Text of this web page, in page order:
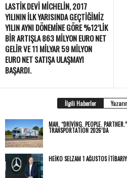
LASTIK DEVI MICHELIN, 2017
YILININ ILK YARISINDA GEÇTIĞIMIZ
YILIN AYNI DÖNEMINE GÖRE %12’LIK
BIR ARTIŞLA 863 MILYON EURO NET
GELIR VE 11 MILYAR 59 MILYON
EURO NET SATIŞA ULAŞMAYI
BAŞARDI.
İlgili Haberler
MAN, “DRIVING. PEOPLE.
TRANSPORTATION 2026’DA
HEIKO SELZAM 1 AĞUSTOS